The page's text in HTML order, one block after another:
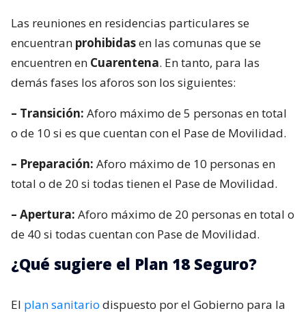
Las reuniones en residencias particulares se
encuentran prohibidasen las comunas que se
encuentren en Cuarentena. En tanto, para las
demás fases los aforos son los siguientes:
– Transición: Aforo máximo de 5 personas en total
o de 10 si es que cuentan con el Pase de Movilidad.
– Preparación: Aforo máximo de 10 personas en
total o de 20 si todas tienen el Pase de Movilidad.
– Apertura: Aforo máximo de 20 personas en total o
de 40 si todas cuentan con Pase de Movilidad.
¿Qué sugiere el Plan 18 Seguro?
El plan sanitario dispuesto por el Gobierno para la